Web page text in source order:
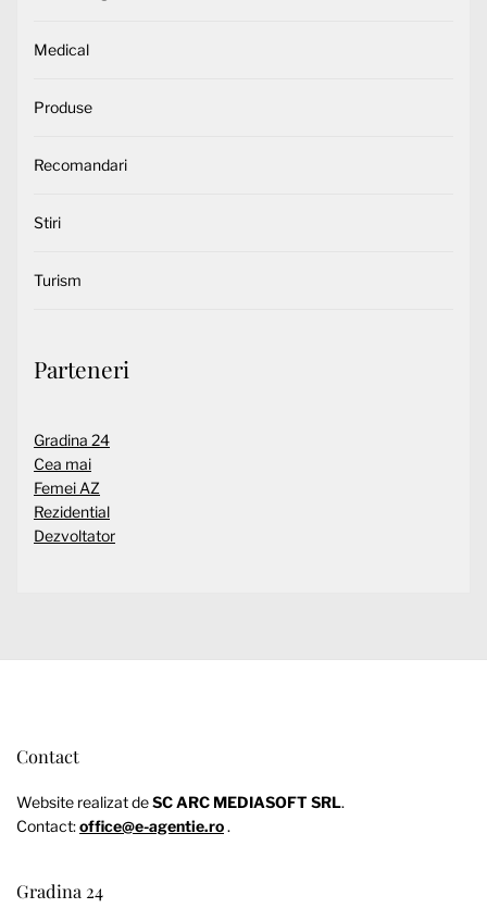
Medical
Produse
Recomandari
Stiri
Turism
Parteneri
Gradina 24
Cea mai
Femei AZ
Rezidential
Dezvoltator
Contact
Website realizat deSC ARC MEDIASOFT SRL.
Contact:office@e-agentie.ro.
Gradina 24